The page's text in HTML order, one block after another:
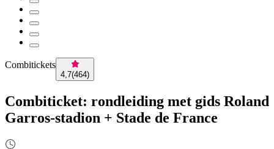
Combitickets
4,7(464)
Combiticket: rondleiding met gids Roland
Garros-stadion + Stade de France